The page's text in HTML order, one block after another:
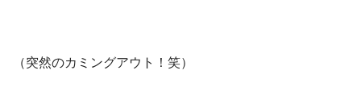
（突然のカミングアウト！笑）